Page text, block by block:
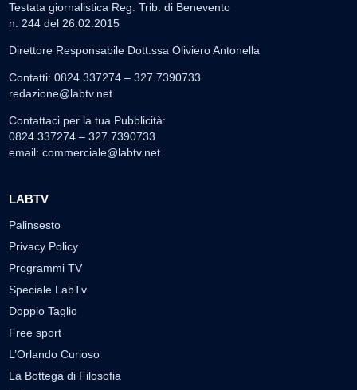
Testata giornalistica Reg. Trib. di Benevento
n. 244 del 26.02.2015
Direttore Responsabile Dott.ssa Oliviero Antonella
Contatti: 0824.337274 – 327.7390733
redazione@labtv.net
Contattaci per la tua Pubblicità:
0824.337274 – 327.7390733
email: commerciale@labtv.net
LABTV
Palinsesto
Privacy Policy
Programmi TV
Speciale LabTv
Doppio Taglio
Free sport
L’Orlando Curioso
La Bottega di Filosofia